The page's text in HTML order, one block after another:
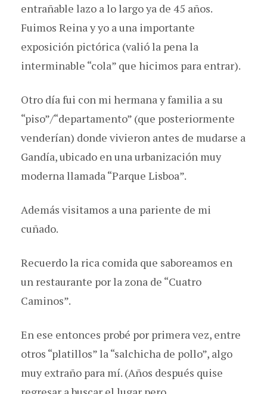
entrañable lazo a lo largo ya de 45 años.
Fuimos Reina y yo a una importante
exposición pictórica (valió la pena la
interminable “cola” que hicimos para entrar).
Otro día fui con mi hermana y familia a su
“piso”/“departamento” (que posteriormente
venderían) donde vivieron antes de mudarse a
Gandía, ubicado en una urbanización muy
moderna llamada “Parque Lisboa”.
Además visitamos a una pariente de mi
cuñado.
Recuerdo la rica comida que saboreamos en
un restaurante por la zona de “Cuatro
Caminos”.
En ese entonces probé por primera vez, entre
otros “platillos” la “salchicha de pollo”, algo
muy extraño para mí. (Años después quise